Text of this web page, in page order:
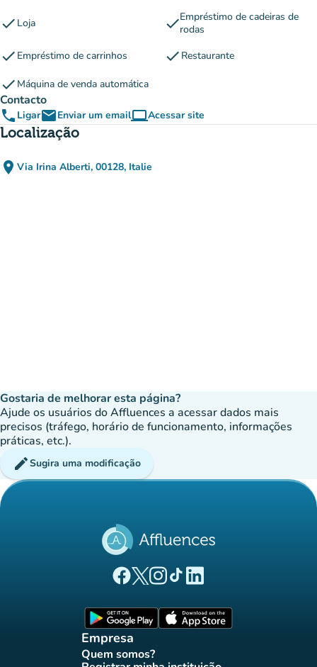
check Loja checkEmpréstimo de cadeiras de
rodas
check Empréstimo de carrinhos check Restaurante
check Máquina de venda automática
Contacto
phone LigaremailEnviar um emailcomputerAcessar site
(novo separador)
Localização
place Via Irina Alberti, 00128, Italie
(abrir no Google Maps)
(novo separador)
Gostaria de melhorar esta página?
Ajude os usuários do Affluences a acessar dados mais
precisos (tráfego, horário de funcionamento, informações
práticas, etc.).
editSugira uma modificação
(novo separador)
(novo separador)
(novo separador)
(novo separador)
(novo separador)
Empresa
Quem somos?(novo separador)